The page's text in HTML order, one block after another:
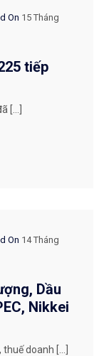
On 15 Tháng
tiếp
[…]
On 14 Tháng
Dầu
Nikkei
doanh […]